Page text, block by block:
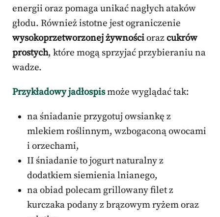
energii oraz pomaga unikać nagłych ataków
głodu. Również istotne jest ograniczenie
wysokoprzetworzonej żywnościorazcukrów
prostych, które mogą sprzyjać przybieraniu na
wadze.
Przykładowy jadłospismoże wyglądać tak:
na śniadanie przygotuj owsiankę z
mlekiem roślinnym, wzbogaconą owocami
i orzechami,
II śniadanie to jogurt naturalny z
dodatkiem siemienia lnianego,
na obiad polecam grillowany filet z
kurczaka podany z brązowym ryżem oraz